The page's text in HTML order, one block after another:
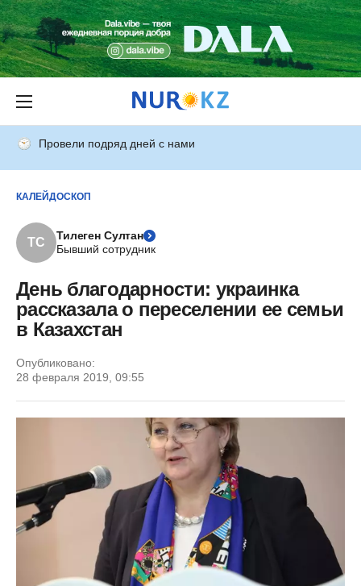
Провели подряд дней с нами
КАЛЕЙДОСКОП
ТС
Тилеген Султан
Бывший сотрудник
День благодарности: украинка
рассказала о переселении ее семьи
в Казахстан
Опубликовано:
28 февраля 2019, 09:55